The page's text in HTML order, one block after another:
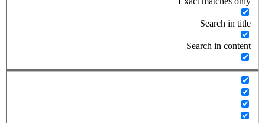
Search in title
Search in content